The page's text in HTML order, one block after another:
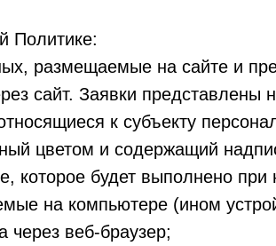
Политике:
размещаемые на сайте и
сайт. Заявки представлены
к субъекту
цветом и содержащий
которое будет выполнено при
на компьютере (ином
веб-браузер;